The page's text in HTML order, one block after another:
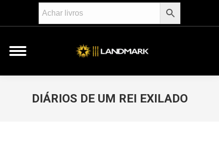
DIÁRIOS DE UM REI EXILADO